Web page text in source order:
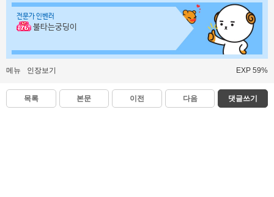
전문가 인벤러
불타는궁딩이
메뉴 인장보기 EXP 59%
목록 본문 이전 다음 댓글쓰기